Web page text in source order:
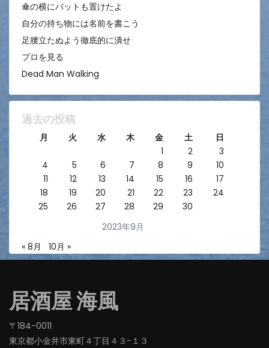
傘の横にバットも置けたよ
自分の持ち物には名前を書こう
足腰立たぬよう徹底的に潰せ
プロを見る
Dead Man Walking
過去の投稿
2023年9月
月 火 水 木 金 土
日
1
2
3
4
5 6 7 8 9
10
11
12 13 14 15 16
17
18
19 20 21 22 23
24
25
26 27 28 29 30
« 8月 10月 »
居酒屋 海風
〒184-0011
東京都小金井市東町４丁目４３−１３